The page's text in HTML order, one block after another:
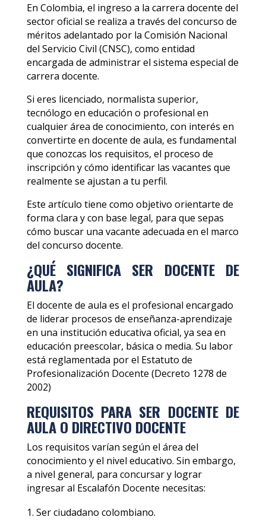
En Colombia, el ingreso a la carrera docente del
sector oficial se realiza a través del concurso de
méritos adelantado por la Comisión Nacional
del Servicio Civil (CNSC), como entidad
encargada de administrar el sistema especial de
carrera docente.
Si eres licenciado, normalista superior,
tecnólogo en educación o profesional en
cualquier área de conocimiento, con interés en
convertirte en docente de aula, es fundamental
que conozcas los requisitos, el proceso de
inscripción y cómo identificar las vacantes que
realmente se ajustan a tu perfil.
Este artículo tiene como objetivo orientarte de
forma clara y con base legal, para que sepas
cómo buscar una vacante adecuada en el marco
del concurso docente.
¿QUÉ SIGNIFICA SER DOCENTE DE
AULA?
El docente de aula es el profesional encargado
de liderar procesos de enseñanza-aprendizaje
en una institución educativa oficial, ya sea en
educación preescolar, básica o media. Su labor
está reglamentada por el Estatuto de
Profesionalización Docente (Decreto 1278 de
2002)
REQUISITOS PARA SER DOCENTE DE
AULA O DIRECTIVO DOCENTE
Los requisitos varían según el área del
conocimiento y el nivel educativo. Sin embargo,
a nivel general, para concursar y lograr
ingresar al Escalafón Docente necesitas:
Ser ciudadano colombiano.